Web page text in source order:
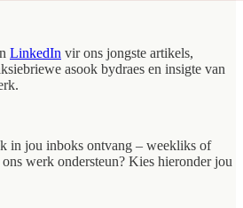
LinkedIn vir ons jongste artikels,
asook bydraes en insigte van
in jou inboks ontvang – weekliks of
werk ondersteun? Kies hieronder jou